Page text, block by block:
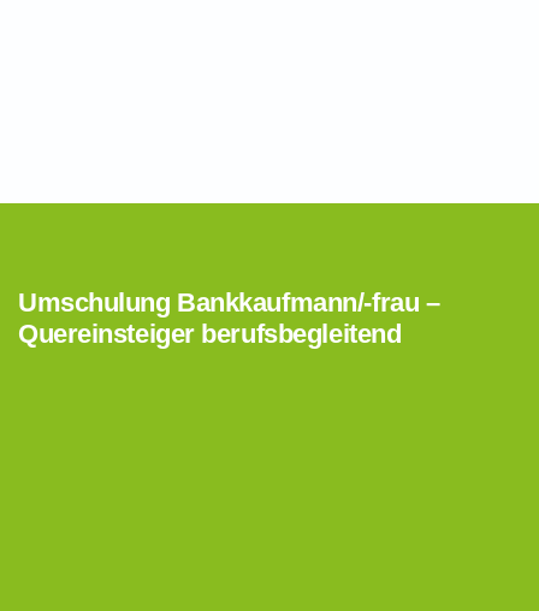
Umschulung Bankkaufmann/-frau –
Quereinsteiger berufsbegleitend